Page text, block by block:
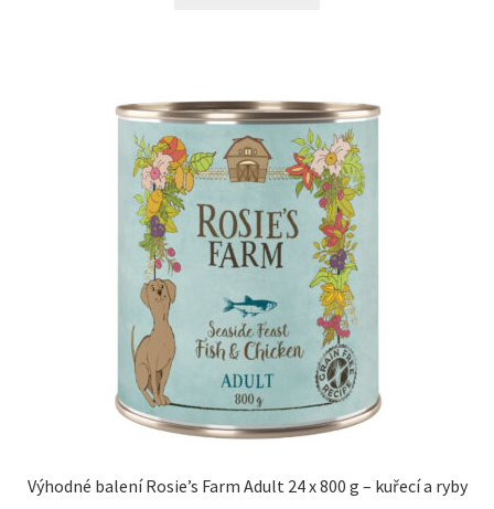
Výhodné balení Rosie’s Farm Adult 24 x 800 g – kuřecí a ryby